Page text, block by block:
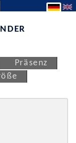
Präsenz